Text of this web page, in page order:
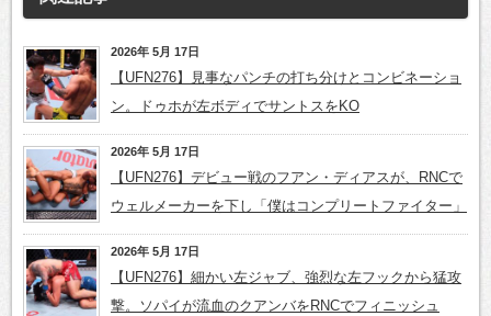
2026年 5月 17日
【UFN276】見事なパンチの打ち分けとコンビネーショ
ン。ドゥホが左ボディでサントスをKO
2026年 5月 17日
【UFN276】デビュー戦のフアン・ディアスが、RNCで
ウェルメーカーを下し「僕はコンプリートファイター」
2026年 5月 17日
【UFN276】細かい左ジャブ、強烈な左フックから猛攻
撃。ソパイが流血のクアンバをRNCでフィニッシュ